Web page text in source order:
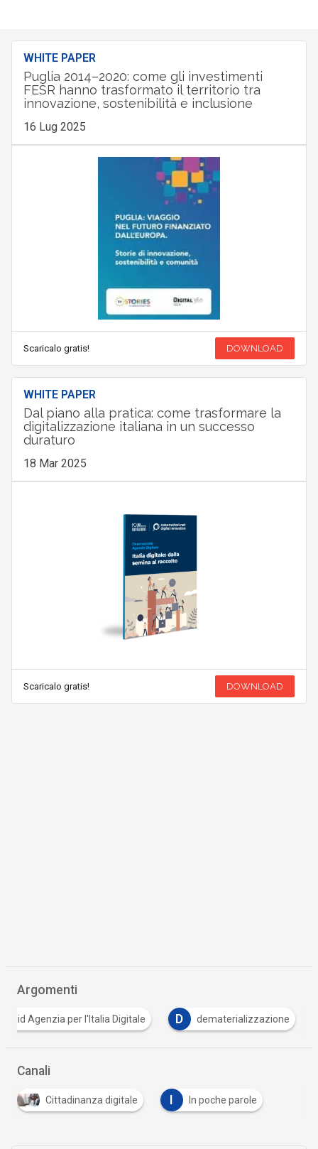
WHITE PAPER
Puglia 2014–2020: come gli investimenti
FESR hanno trasformato il territorio tra
innovazione, sostenibilità e inclusione
16 Lug 2025
Scaricalo gratis! DOWNLOAD
WHITE PAPER
Dal piano alla pratica: come trasformare la
digitalizzazione italiana in un successo
duraturo
18 Mar 2025
Scaricalo gratis! DOWNLOAD
Argomenti
Agid Agenzia per l'Italia Digitale D dematerializzazione
Canali
Cittadinanza digitale I In poche parole